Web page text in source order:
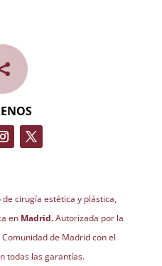
de cirugía estética y plástica,
en Madrid.Autorizada por la
de Madrid con el
todas las garantías.